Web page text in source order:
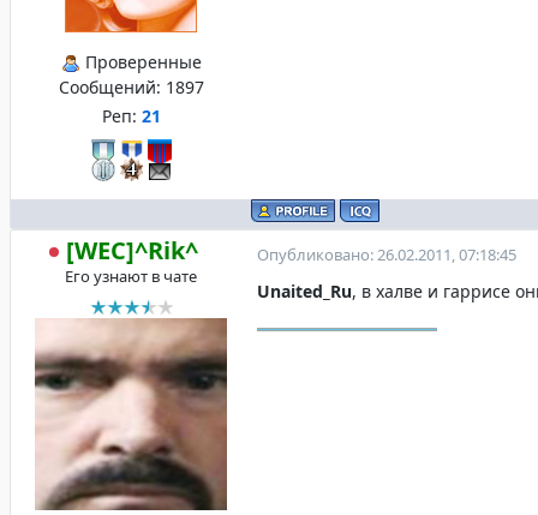
Проверенные
Сообщений: 1897
Реп: 21
[WEC]^Rik^
Его узнают в чате
Опубликовано: 26.02.2011, 07:18:45
Unaited_Ru, в халве и гаррисе